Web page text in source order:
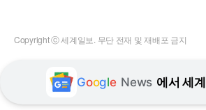
Copyright ⓒ 세계일보. 무단 전재 및 재배포 금지
Google News 에서 세